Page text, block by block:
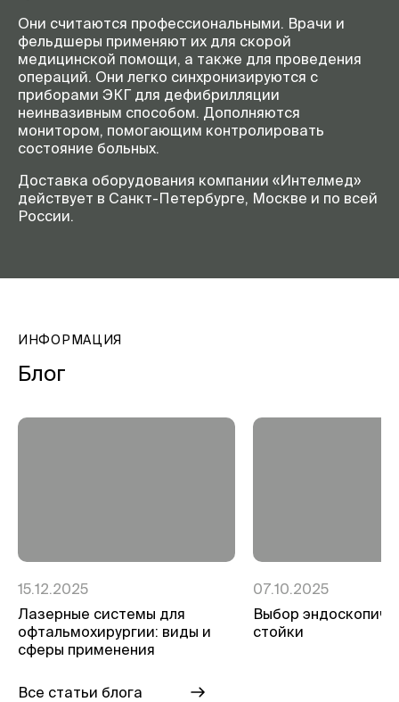
Они считаются профессиональными. Врачи и
фельдшеры применяют их для скорой
медицинской помощи, а также для проведения
операций. Они легко синхронизируются с
приборами ЭКГ для дефибрилляции
неинвазивным способом. Дополняются
монитором, помогающим контролировать
состояние больных.
Доставка оборудования компании «Интелмед»
действует в Санкт-Петербурге, Москве и по всей
России.
ИНФОРМАЦИЯ
Блог
15.12.2025
Лазерные системы для
офтальмохирургии: виды и
сферы применения
07.10.2025
Выбор
стойки
Все статьи блога